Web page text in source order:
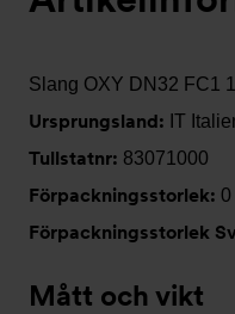
Slang OXY DN32 FC1
Ursprungsland: IT
Tullstatnr: 83071000
Förpackningsstorlek: 0
Förpackningsstorlek
Mått och vikt